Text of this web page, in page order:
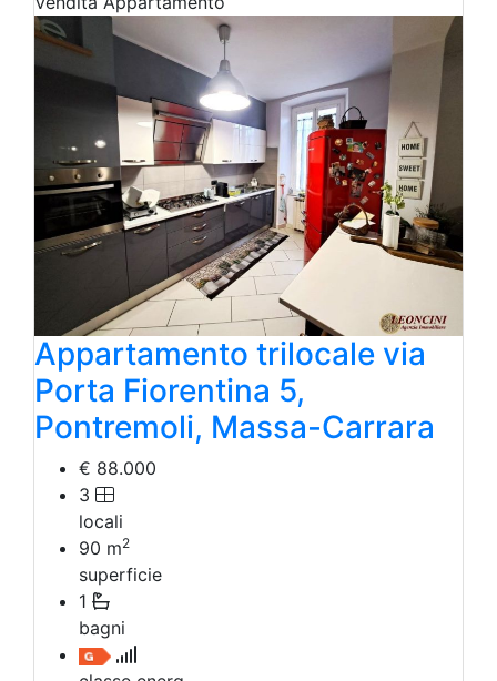
Appartamento trilocale via
Porta Fiorentina 5,
Pontremoli, Massa-Carrara
€ 88.000
3
locali
90 m2
superficie
1
bagni